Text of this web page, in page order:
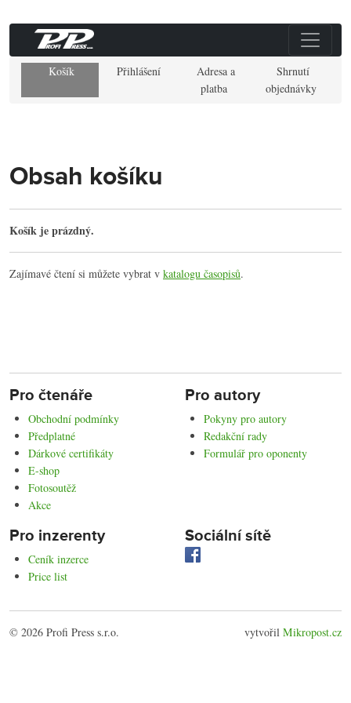
Košík Přihlášení
Adresa a
platba
Shrnutí
objednávky
Obsah košíku
Košík je prázdný.
Zajímavé čtení si můžete vybrat v katalogu časopisů.
Pro čtenáře
Obchodní podmínky
Předplatné
Dárkové certifikáty
E-shop
Fotosoutěž
Akce
Pro autory
Pokyny pro autory
Redakční rady
Formulář pro oponenty
Pro inzerenty
Ceník inzerce
Price list
Sociální sítě
© 2026 Profi Press s.r.o. vytvořil Mikropost.cz